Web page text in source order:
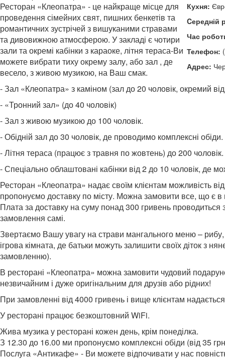
Кухня:
Cередній
Час
Телефон:
Адрес:
Ресторан «Клеопатра» - це найкраще місце для
проведення сімейних свят, пишних бенкетів та
романтичних зустрічей з вишуканими стравами
та дивовижною атмосферою. У закладі є чотири
зали та окремі кабінки з караоке, літня тераса-Ви
можете вибрати тиху окрему залу, або зал , де
весело, з живою музикою, на Ваш смак.
- Зал «Клеопатра» з каміном (зал до 20 чоловік, окремий
- «Тронний зал» (до 40 чоловік)
- Зал з живою музикою до 100 чоловік.
- Обідній зал до 30 чоловік, де проводимо комплексні обіди.
- Літня тераса (працює з травня по жовтень) до 200 чоловік.
- Спеціально облаштовані кабінки від 2 до 10 чоловік, де
Ресторан «Клеопатра» надає своїм клієнтам можливість
пропонуємо доставку по місту. Можна замовити все, що є
Плата за доставку на суму понад 300 гривень
замовлення самі.
Звертаємо Вашу увагу на страви мангального меню – рибу,
ігрова кімната, де батьки можуть залишити своїх діток з
замовленню).
В ресторані «Клеопатра» можна замовити чудовий
незвичайним і дуже оригінальним для друзів або рідних!
При замовленні від 4000 гривень і вище клієнтам
У ресторані працює безкоштовний WiFi.
Жива музика у ресторані кожен день, крім понеділка.
З 12.30 до 16.00 ми пропонуємо комплексні обіди (від 35
Послуга «Антикафе» - Ви можете відпочивати у нас